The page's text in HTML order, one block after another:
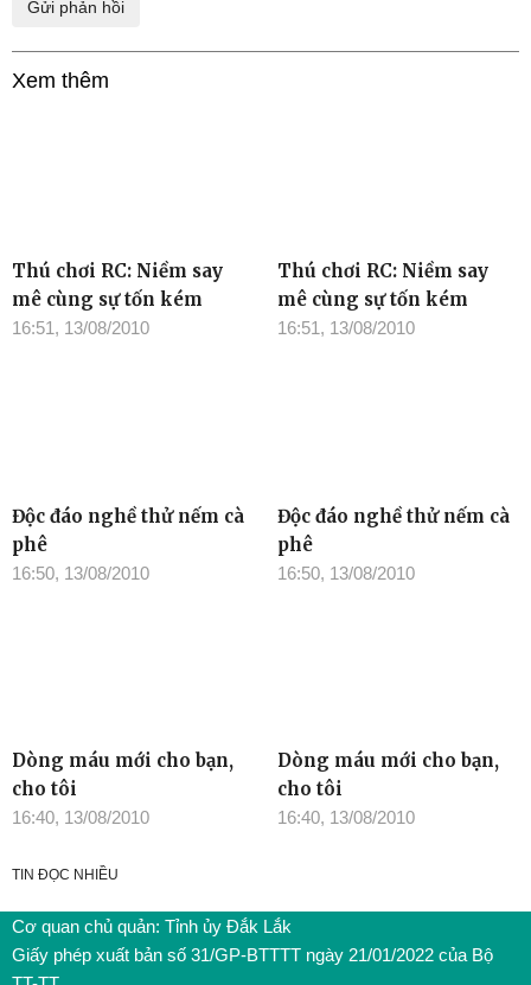
Xem thêm
Thú chơi RC: Niềm say
mê cùng sự tốn kém
16:51, 13/08/2010
Thú chơi RC: Niềm say
mê cùng sự tốn kém
16:51, 13/08/2010
Độc đáo nghề thử nếm cà
phê
16:50, 13/08/2010
Độc đáo nghề thử nếm cà
phê
16:50, 13/08/2010
Dòng máu mới cho bạn,
cho tôi
16:40, 13/08/2010
Dòng máu mới cho bạn,
cho tôi
16:40, 13/08/2010
TIN ĐỌC NHIỀU
Cơ quan chủ quản: Tỉnh ủy Đắk Lắk
Giấy phép xuất bản số 31/GP-BTTTT ngày 21/01/2022 của Bộ